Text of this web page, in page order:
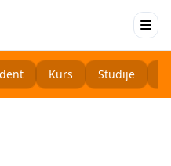
Kurs Studije